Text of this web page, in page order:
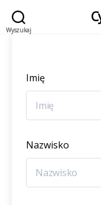
Wyszukaj
Imię
Nazwisko